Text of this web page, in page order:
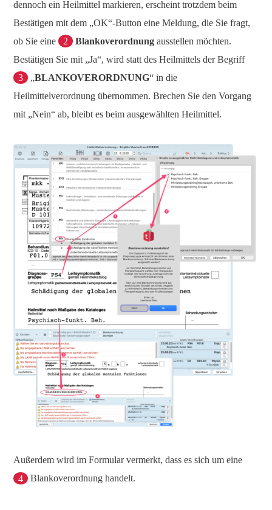
dennoch ein Heilmittel markieren, erscheint trotzdem beim
Bestätigen mit dem „OK“-Button eine Meldung, die Sie fragt,
ob Sie eine
2 Blankoverordnung ausstellen möchten.
Bestätigen Sie mit „Ja“, wird statt des Heilmittels der Begriff
3
„BLANKOVERORDNUNG“ in die
Heilmittelverordnung übernommen. Brechen Sie den Vorgang
mit „Nein“ ab, bleibt es beim ausgewählten Heilmittel.
Außerdem wird im Formular vermerkt, dass es sich um eine
4
Blankoverordnung handelt.